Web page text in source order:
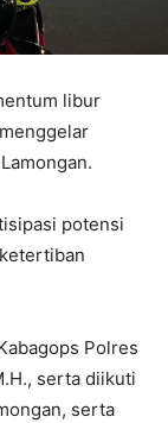
libur
potensi
Polres
serta diikuti
serta